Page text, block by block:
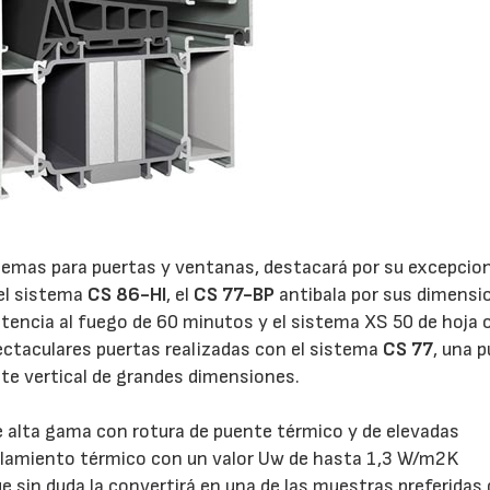
para puertas y ventanas, destacará por su
sistema CS 86-HI, el CS 77-BP antibala por sus
al fuego de 60 minutos y el sistema XS 50 de hoja
puertas realizadas con el sistema CS 77, una
vertical de grandes dimensiones.
alta gama con rotura de puente térmico y de elevadas
térmico con un valor Uw de hasta 1,3 W/m2K